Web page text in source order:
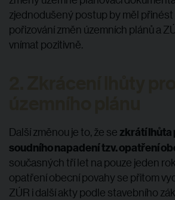
zjednodušený postup by měl
pořizování změn územních plánů a
vnímat pozitivně.
Další změnou je to, že se zkrátí lhůta
soudního napadenítzv. opatření
současných tří let na pouze jeden rok.
opatření obecní povahy se přitom
ZÚR i další akty podle stavebního